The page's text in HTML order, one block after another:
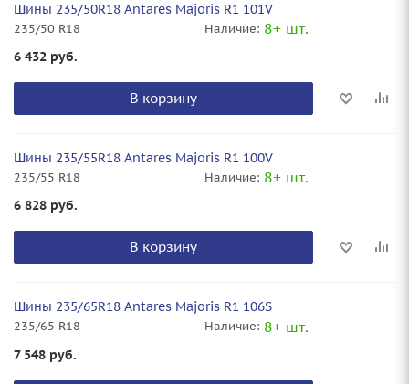
Шины 235/50R18 Antares Majoris R1 101V
235/50 R18 Наличие: 8+ шт.
6 432 руб.
В корзину
Шины 235/55R18 Antares Majoris R1 100V
235/55 R18 Наличие: 8+ шт.
6 828 руб.
В корзину
Шины 235/65R18 Antares Majoris R1 106S
235/65 R18 Наличие: 8+ шт.
7 548 руб.